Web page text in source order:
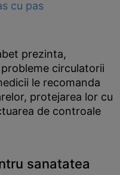
cu pas
prezinta,
circulatorii
le recomanda
protejarea lor cu
de controale
sanatatea